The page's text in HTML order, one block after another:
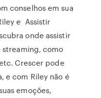
conselhos em sua
e Assistir
onde assistir
streaming, como
Crescer pode
e com Riley não é
emoções,